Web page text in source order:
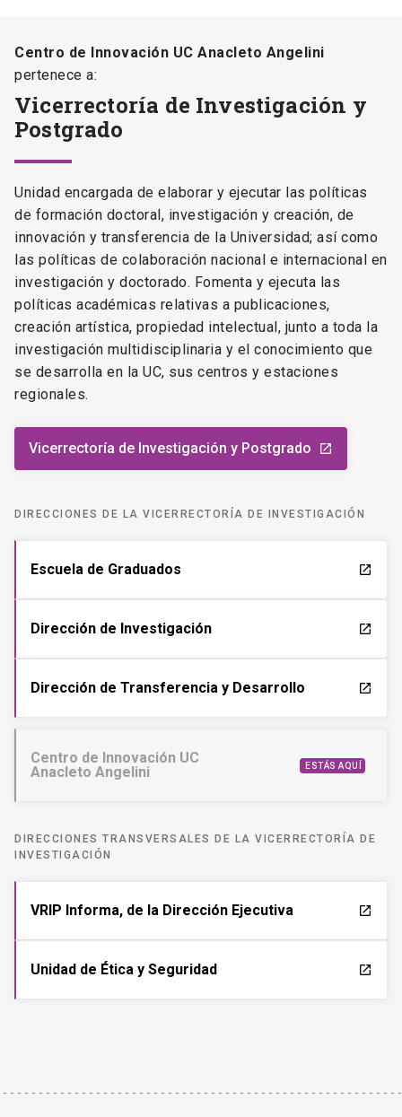
Centro de Innovación UC Anacleto Angelini
pertenece a:
Vicerrectoría de Investigación y
Postgrado
Unidad encargada de elaborar y ejecutar las políticas
de formación doctoral, investigación y creación, de
innovación y transferencia de la Universidad; así como
las políticas de colaboración nacional e internacional en
investigación y doctorado. Fomenta y ejecuta las
políticas académicas relativas a publicaciones,
creación artística, propiedad intelectual, junto a toda la
investigación multidisciplinaria y el conocimiento que
se desarrolla en la UC, sus centros y estaciones
regionales.
Vicerrectoría de Investigación y Postgrado launch
DIRECCIONES DE LA VICERRECTORÍA DE INVESTIGACIÓN
Escuela de Graduados launch
Dirección de Investigación launch
Dirección de Transferencia y Desarrollo launch
Centro de Innovación UC
Anacleto Angelini
ESTÁS AQUÍ
DIRECCIONES TRANSVERSALES DE LA VICERRECTORÍA DE
INVESTIGACIÓN
VRIP Informa, de la Dirección Ejecutiva launch
Unidad de Ética y Seguridad launch